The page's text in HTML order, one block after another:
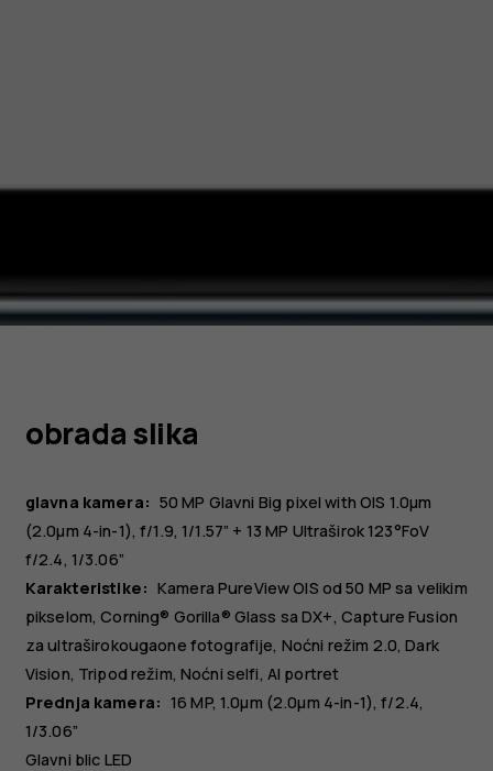
obrada slika
glavna kamera: 50 MP Glavni Big pixel with OIS 1.0µm
(2.0µm 4-in-1), f/1.9, 1/1.57” + 13 MP Ultraširok123°FoV
f/2.4, 1/3.06”
Karakteristike: Kamera PureView OIS od 50 MP sa velikim
pikselom, Corning® Gorilla® Glass sa DX+, Capture Fusion
za ultraširokougaone fotografije, Noćni režim 2.0, Dark
Vision, Tripod režim, Noćni selfi, AI portret
Prednja kamera: 16 MP 1.0µm (2.0µm 4-in-1), f/2.4,
1/3.06”
Glavni blic LED